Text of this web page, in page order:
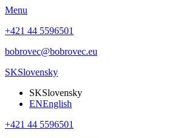
Menu
+421 44 5596501
bobrovec@bobrovec.eu
SKSlovensky
SKSlovensky
ENEnglish
+421 44 5596501